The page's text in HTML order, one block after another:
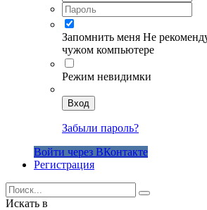
Запомнить меня Не
чужом компьютере
Режим невидимки
Вход
Забыли пароль?
Войти через ВКонтакте
Регистрация
Искать в